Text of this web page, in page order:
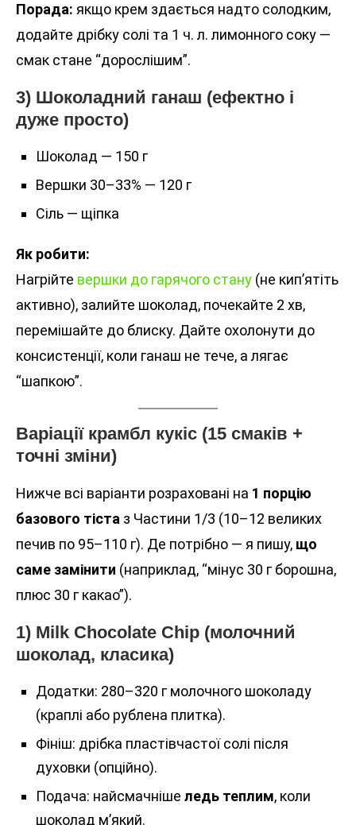
Порада: якщо крем здається надто солодким,
додайте дрібку солі та 1 ч. л. лимонного соку —
смак стане “дорослішим”.
3) Шоколадний ганаш (ефектно і
дуже просто)
Шоколад — 150 г
Вершки 30–33% — 120 г
Сіль — щіпка
Як робити:
Нагрійте вершки до гарячого стану (не кип’ятіть
активно), залийте шоколад, почекайте 2 хв,
перемішайте до блиску. Дайте охолонути до
консистенції, коли ганаш не тече, а лягає
“шапкою”.
Варіації крамбл кукіс (15 смаків +
точні зміни)
Нижче всі варіанти розраховані на 1 порцію
базового тіста з Частини 1/3 (10–12 великих
печив по 95–110 г). Де потрібно — я пишу, що
саме замінити (наприклад, “мінус 30 г борошна,
плюс 30 г какао”).
1) Milk Chocolate Chip (молочний
шоколад, класика)
Додатки: 280–320 г молочного шоколаду
(краплі або рублена плитка).
Фініш: дрібка пластівчастої солі після
духовки (опційно).
Подача: найсмачніше ледь теплим, коли
шоколад м’який.